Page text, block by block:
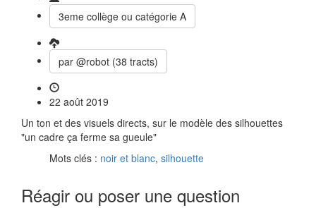
3eme collège ou catégorie A
par @robot (38 tracts)
22 août 2019
Un ton et des visuels directs, sur le modèle des silhouettes
"un cadre ça ferme sa gueule"
Mots clés : noir et blanc, silhouette
Réagir ou poser une question